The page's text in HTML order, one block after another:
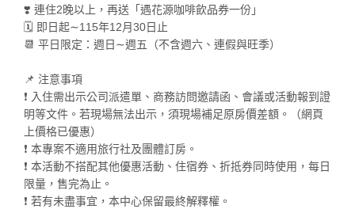
❣️ 連住2晚以上，再送「遇花源咖啡飲品券一份」
🗓️ 即日起∼115年12月30日止
📆 平日限定：週日∼週五（不含週六、連假與旺季）
📌 注意事項
❗ 入住需出示公司派遣單、商務訪問邀請函、會議或活動報到證
明等文件。若現場無法出示，須現場補足原房價差額。（網頁
上價格已優惠）
❗ 本專案不適用旅行社及團體訂房。
❗ 本活動不搭配其他優惠活動、住宿券、折抵券同時使用，每日
限量，售完為止。
❗ 若有未盡事宜，本中心保留最終解釋權。